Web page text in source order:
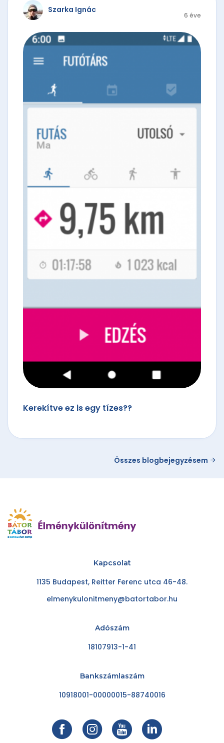
Szarka Ignác
6 éve
Kerekítve ez is egy tízes??
Összes blogbejegyzésem
Kapcsolat
1135 Budapest, Reitter Ferenc utca 46-48.
elmenykulonitmeny@batortabor.hu
Adószám
18107913-1-41
Bankszámlaszám
10918001-00000015-88740016